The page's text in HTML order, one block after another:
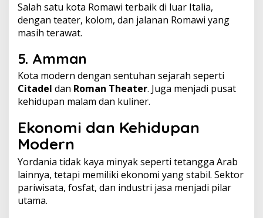
Salah satu kota Romawi terbaik di luar Italia,
dengan teater, kolom, dan jalanan Romawi yang
masih terawat.
5. Amman
Kota modern dengan sentuhan sejarah seperti
Citadel dan Roman Theater. Juga menjadi pusat
kehidupan malam dan kuliner.
Ekonomi dan Kehidupan
Modern
Yordania tidak kaya minyak seperti tetangga Arab
lainnya, tetapi memiliki ekonomi yang stabil. Sektor
pariwisata, fosfat, dan industri jasa menjadi pilar
utama.